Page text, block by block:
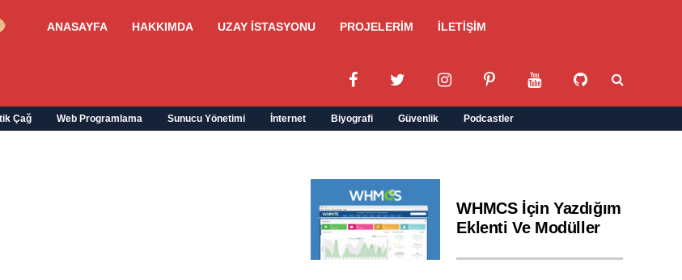
ANASAYFA HAKKIMDA UZAY İSTASYONU PROJELERİM İLETİŞİM
Çağ Web Programlama Sunucu Yönetimi İnternet Biyografi Güvenlik Podcastler
WHMCS İçin Yazdığım
Eklenti Ve Modüller